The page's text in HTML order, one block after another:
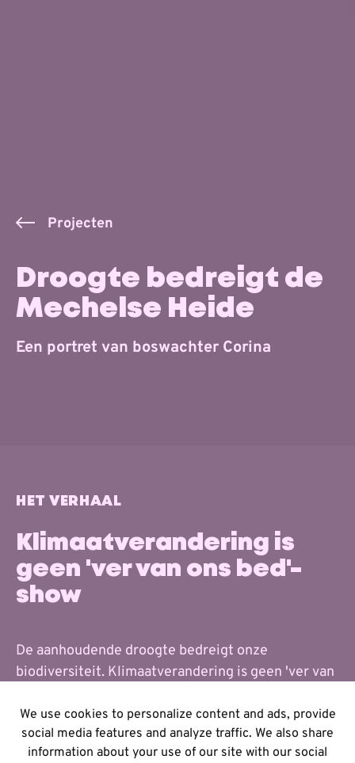
Projecten
Droogte bedreigt de
Mechelse Heide
Een portret van boswachter Corina
HET VERHAAL
Klimaatverandering is
geen 'ver van ons bed'-
show
De aanhoudende droogte bedreigt onze
biodiversiteit. Klimaatverandering is geen 'ver van
Mechelse Heide.
We use cookies to personalize content and ads, provide
social media features and analyze traffic. We also share
information about your use of our site with our social